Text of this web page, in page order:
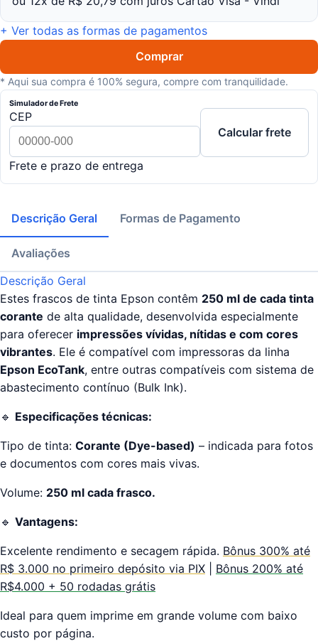
+ Ver todas as formas de pagamentos
Comprar
* Aqui sua compra é 100% segura, compre com tranquilidade.
Simulador de Frete
CEP
Calcular frete
Frete e prazo de entrega
Descrição Geral Formas de Pagamento
Avaliações
Descrição Geral
Estes frascos de tinta Epson contêm 250 ml de cada tinta
corante de alta qualidade, desenvolvida especialmente
para oferecer impressões vívidas, nítidas e com cores
vibrantes. Ele é compatível com impressoras da linha
Epson EcoTank, entre outras compatíveis com sistema de
abastecimento contínuo (Bulk Ink).
🔹 Especificações técnicas:
Tipo de tinta: Corante (Dye-based) – indicada para fotos
e documentos com cores mais vivas.
Volume: 250 ml cada frasco.
🔹 Vantagens:
Excelente rendimento e secagem rápida. Bônus 300% até
R$ 3.000 no primeiro depósito via PIX
Bônus 200% até
R$4.000 + 50 rodadas grátis
Ideal para quem imprime em grande volume com baixo
custo por página.